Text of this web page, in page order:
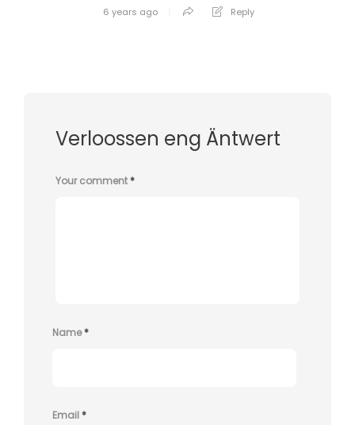
6 years ago Reply
Verloossen eng Äntwert
Your comment*
Name*
Email*